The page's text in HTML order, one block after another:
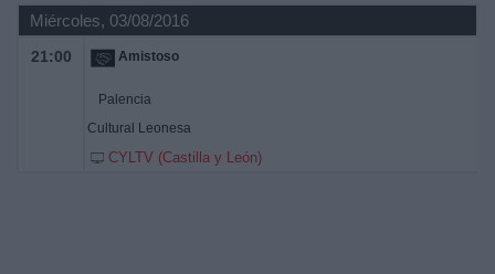
Miércoles, 03/08/2016
21:00 Amistoso
Palencia
Cultural Leonesa
CYLTV (Castilla y León)